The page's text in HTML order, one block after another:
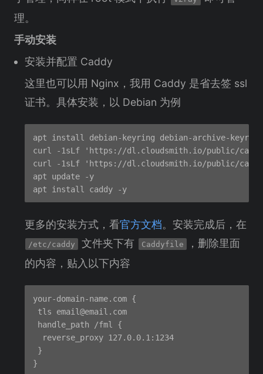
理。
手动安装
安装并配置 Caddy
这里也可以用 Nginx，我用 Caddy 是省去签 ssl
证书。具体安装，以 Debian 为例
apt install debian-keyring debian-archive-
curl -1sLf 'https://dl.cloudsmith.io/public/
curl -1sLf 'https://dl.cloudsmith.io/public/
apt update -y
apt install caddy -y
更多的安装方式，看官方文档。安装完成后，在
/etc/caddy 文件夹下有 Caddyfile
，删除里面
的内容，贴入以下内容
your-domain-name.com {
tls email@email.com
handle_path /fml {
  reverse_proxy 127.0.0.1:1234
}